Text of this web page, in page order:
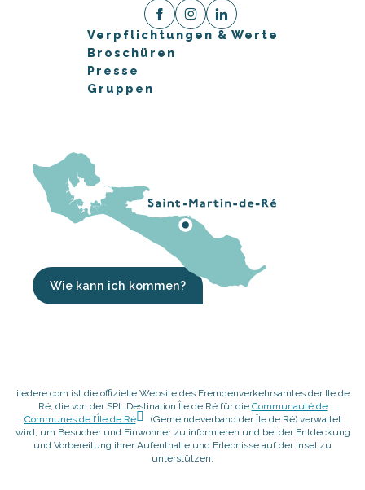
Verpflichtungen & Werte
Broschüren
Presse
Gruppen
Wie kann ich kommen?
iledere.com ist die offizielle Website des Fremdenverkehrsamtes der Ile de
Ré, die von der SPL Destination Île de Ré für die Communauté de
Communes de l’Île de Ré
(Gemeindeverband der Île de Ré) verwaltet
wird, um Besucher und Einwohner zu informieren und bei der Entdeckung
und Vorbereitung ihrer Aufenthalte und Erlebnisse auf der Insel zu
unterstützen.